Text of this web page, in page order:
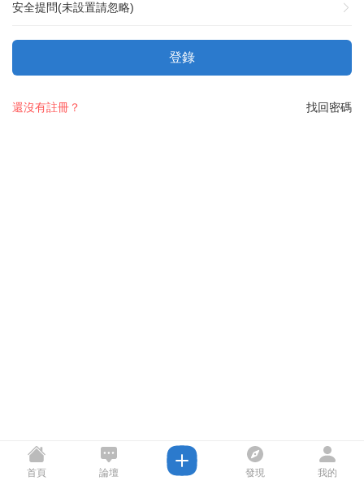
安全提問(未設置請忽略)
登錄
找回密碼
還沒有註冊？
首頁 論壇 發現 我的